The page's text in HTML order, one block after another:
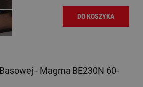
DO KOSZYKA
- Magma BE230N 60-